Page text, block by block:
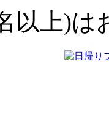
以上)は